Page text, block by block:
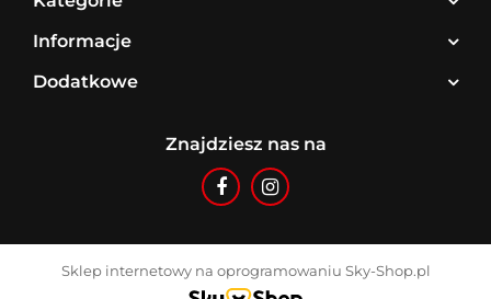
Informacje
Dodatkowe
Znajdziesz nas na
Sklep internetowy na oprogramowaniu Sky-Shop.pl